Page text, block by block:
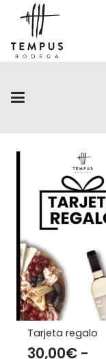
Tarjeta regalo
30,00€ -